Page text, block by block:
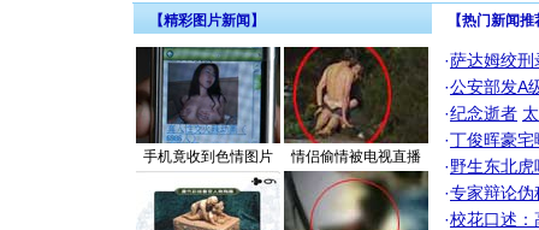
【精彩图片新闻】
手机竟收到色情图片 情侣偷情被电视直播
【热门新闻
·萨达姆绞刑
·公安部发A
·纪念逝者
·丁俊晖豪
·野生东北
·专家辩论伪
·校花口述：